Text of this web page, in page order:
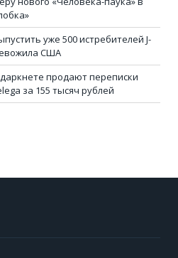
уже 500 истребителей J-
США
продают переписки
за 155 тысяч рублей